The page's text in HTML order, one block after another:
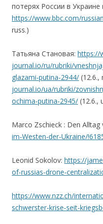
потерях России в Украине
https://www.bbc.com/
russ.)
Татьяна Становая: https://
journal.io/ru/rubriki/
glazami-putina-2944/ (12.6.,
journal.io/ua/rubriki/
ochima-putina-2945/ (12.6.,
Marco Zschieck : Den Alltag
im-Westen-der-Ukraine/
Leonid Sokolov: https://
of-russias-drone-
https://www.nzz.ch/
schwerster-krise-seit-